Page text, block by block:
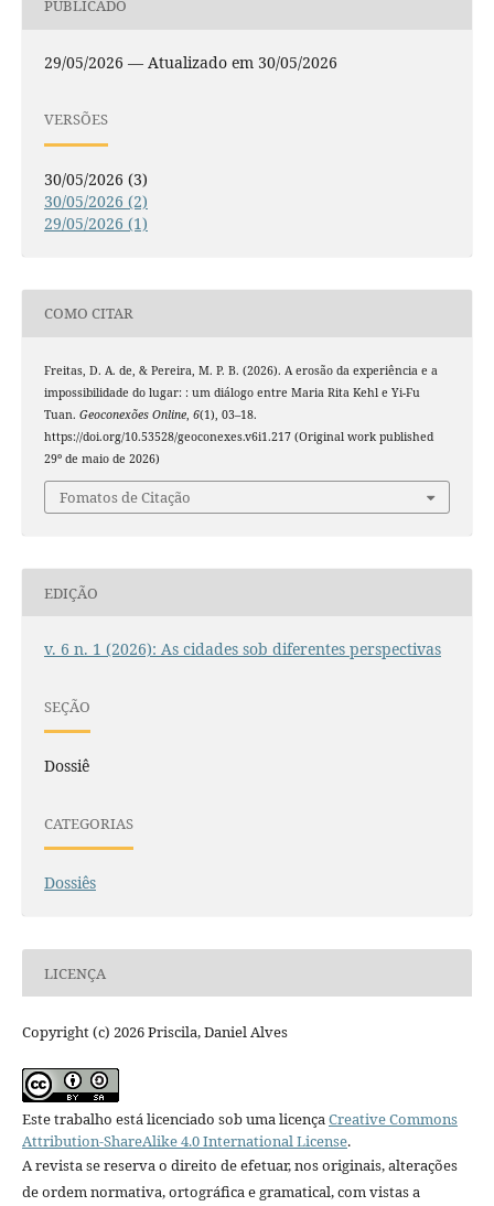
PUBLICADO
29/05/2026 — Atualizado em 30/05/2026
VERSÕES
30/05/2026 (3)
30/05/2026 (2)
29/05/2026 (1)
COMO CITAR
Freitas, D. A. de, & Pereira, M. P. B. (2026). A erosão da experiência e a
impossibilidade do lugar: : um diálogo entre Maria Rita Kehl e Yi-Fu
Tuan. Geoconexões Online, 6(1), 03–18.
https://doi.org/10.53528/geoconexes.v6i1.217 (Original work published
29º de maio de 2026)
Fomatos de Citação
EDIÇÃO
v. 6 n. 1 (2026): As cidades sob diferentes perspectivas
SEÇÃO
Dossiê
CATEGORIAS
Dossiês
LICENÇA
Copyright (c) 2026 Priscila, Daniel Alves
Este trabalho está licenciado sob uma licença Creative Commons
Attribution-ShareAlike 4.0 International License.
A revista se reserva o direito de efetuar, nos originais, alterações
de ordem normativa, ortográfica e gramatical, com vistas a